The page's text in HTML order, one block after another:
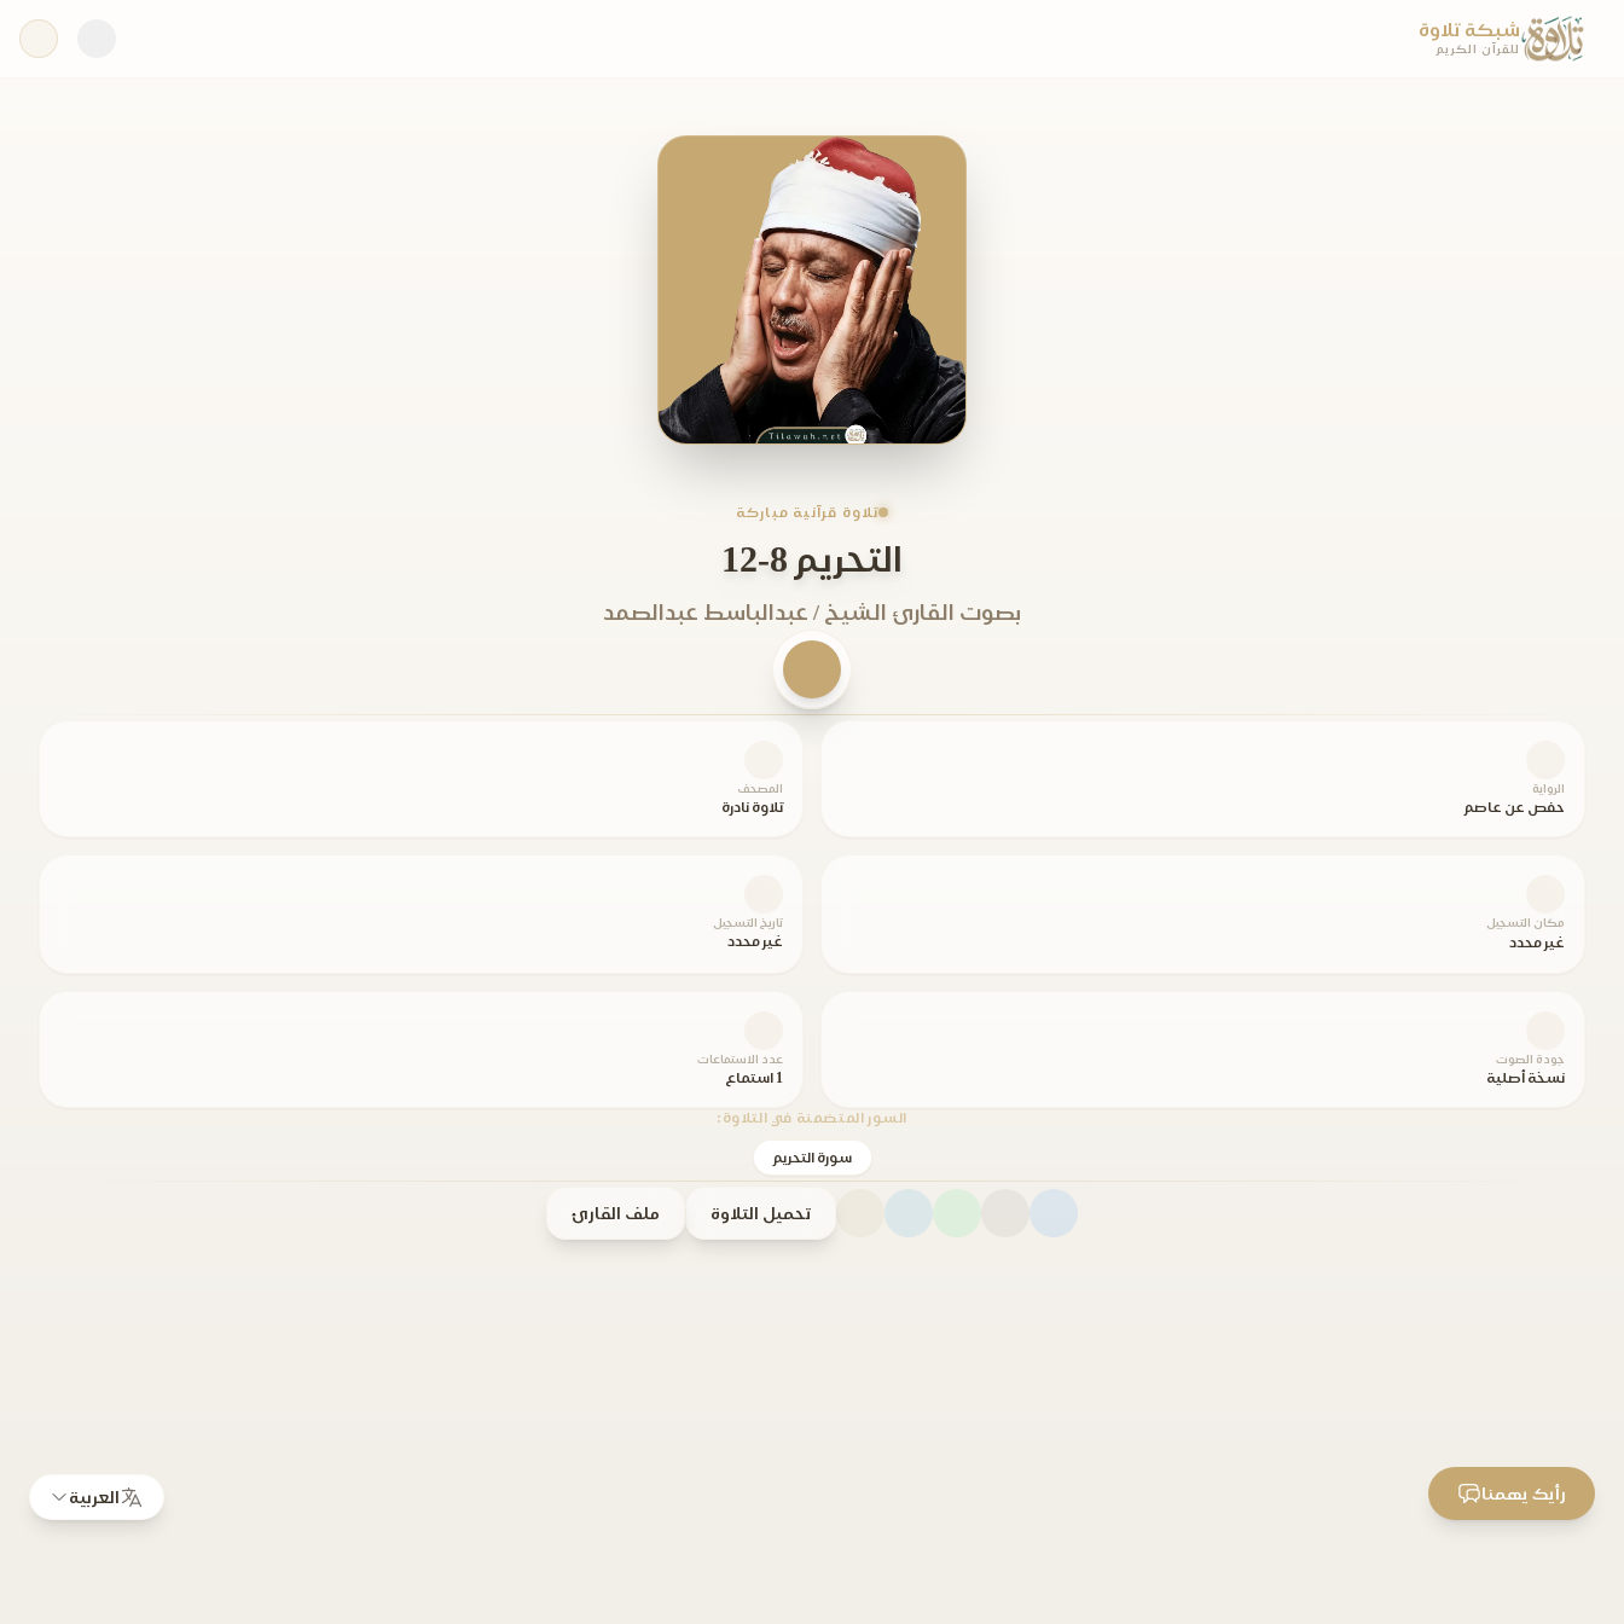
شبكة تلاوة
للقرآن الكريم
تلاوة قرآنية مباركة
التحريم 8-12
بصوت القارئ الشيخ / عبدالباسط عبدالصمد
الرواية
حفص عن عاصم
المصحف
تلاوة نادرة
مكان التسجيل
غير محدد
تاريخ التسجيل
غير محدد
جودة الصوت
نسخة أصلية
عدد الاستماعات
1 استماع
السور المتضمنة في التلاوة:
سورة التحريم
تحميل التلاوة ملف القارئ
العربية رأيك يهمنا